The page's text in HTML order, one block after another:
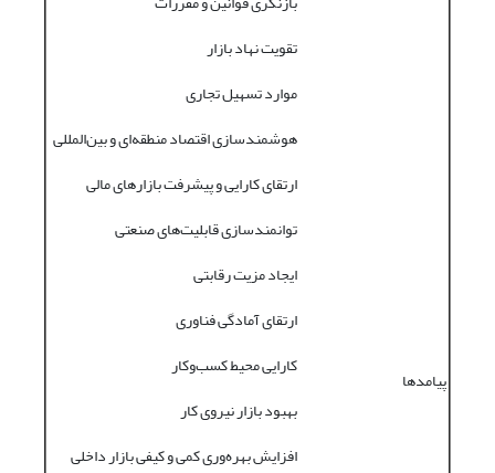
تقویت نهاد بازار
موارد تسهیل تجاری
پیامدها
هوشمندسازی اقتصاد منطقه‌ای و بین‌المللی
ارتقای کارایی و پیشرفت بازارهای مالی
توانمندسازی قابلیت‌های صنعتی
ایجاد مزیت رقابتی
ارتقای آمادگی فناوری
کارایی محیط کسب‌و‌کار
بهبود بازار نیروی کار
افزایش بهره‌وری کمی و کیفی بازار داخلی